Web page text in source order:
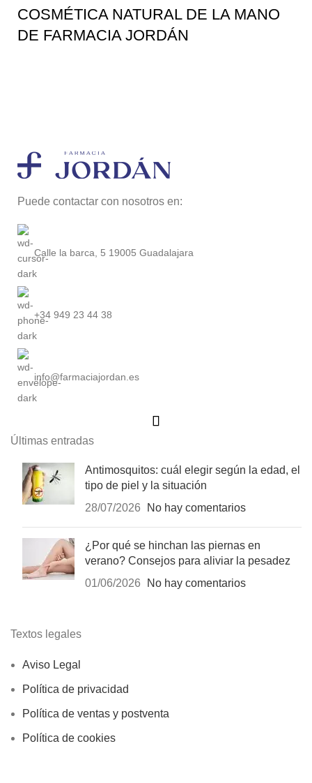
COSMÉTICA NATURAL DE LA MANO
DE FARMACIA JORDÁN
Puede contactar con nosotros en:
Calle la barca, 5 19005 Guadalajara
+34 949 23 44 38
info@farmaciajordan.es
Últimas entradas
Antimosquitos: cuál elegir según la edad, el
tipo de piel y la situación
28/07/2026
No hay comentarios
¿Por qué se hinchan las piernas en
verano? Consejos para aliviar la pesadez
01/06/2026
No hay comentarios
Textos legales
Aviso Legal
Política de privacidad
Política de ventas y postventa
Política de cookies